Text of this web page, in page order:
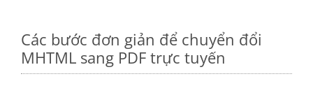
Các bước đơn giản để chuyển đổi
MHTML sang PDF trực tuyến